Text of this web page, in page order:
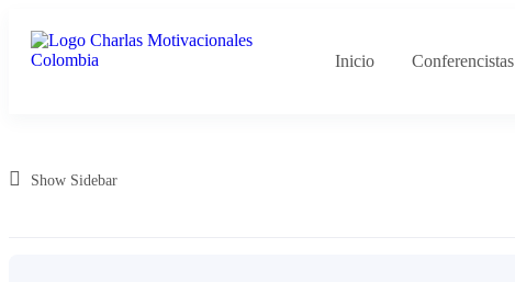
Inicio Conferencistas
Show Sidebar